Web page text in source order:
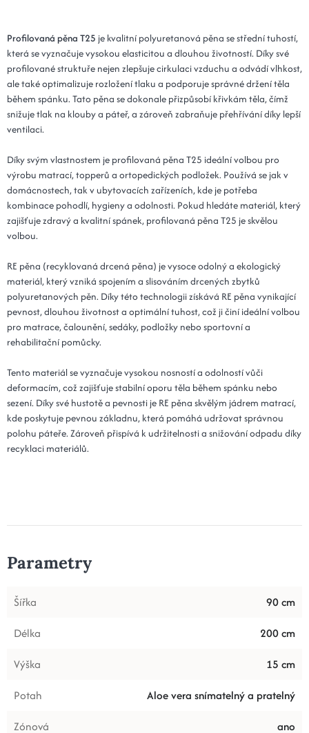
Profilovaná pěna T25 je kvalitní polyuretanová pěna se střední tuhostí,
která se vyznačuje vysokou elasticitou a dlouhou životností. Díky své
profilované struktuře nejen zlepšuje cirkulaci vzduchu a odvádí vlhkost,
ale také optimalizuje rozložení tlaku a podporuje správné držení těla
během spánku. Tato pěna se dokonale přizpůsobí křivkám těla, čímž
snižuje tlak na klouby a páteř, a zároveň zabraňuje přehřívání díky lepší
ventilaci.
Díky svým vlastnostem je profilovaná pěna T25 ideální volbou pro
výrobu matrací, topperů a ortopedických podložek. Používá se jak v
domácnostech, tak v ubytovacích zařízeních, kde je potřeba
kombinace pohodlí, hygieny a odolnosti. Pokud hledáte materiál, který
zajišťuje zdravý a kvalitní spánek, profilovaná pěna T25 je skvělou
volbou.
RE pěna (recyklovaná drcená pěna) je vysoce odolný a ekologický
materiál, který vzniká spojením a slisováním drcených zbytků
polyuretanových pěn. Díky této technologii získává RE pěna vynikající
pevnost, dlouhou životnost a optimální tuhost, což ji činí ideální volbou
pro matrace, čalounění, sedáky, podložky nebo sportovní a
rehabilitační pomůcky.
Tento materiál se vyznačuje vysokou nosností a odolností vůči
deformacím, což zajišťuje stabilní oporu těla během spánku nebo
sezení. Díky své hustotě a pevnosti je RE pěna skvělým jádrem matrací,
kde poskytuje pevnou základnu, která pomáhá udržovat správnou
polohu páteře. Zároveň přispívá k udržitelnosti a snižování odpadu díky
recyklaci materiálů.
Parametry
Šířka
90 cm
Délka
200 cm
Výška
15 cm
Potah
Aloe vera snímatelný a pratelný
Zónová
ano